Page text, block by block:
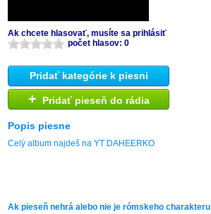
Ak chcete hlasovať, musíte sa prihlásiť
počet hlasov: 0
Pridať kategórie k piesni
+ Pridať pieseň do rádia
Popis piesne
Celý album najdeš na YT DAHEERKO
Ak pieseň nehrá alebo nie je rómskeho charakteru